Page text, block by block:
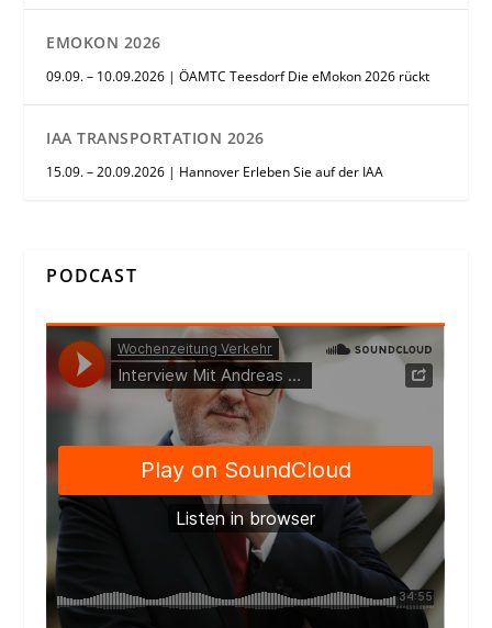
EMOKON 2026
09.09. – 10.09.2026 | ÖAMTC Teesdorf Die eMokon 2026 rückt
IAA TRANSPORTATION 2026
15.09. – 20.09.2026 | Hannover Erleben Sie auf der IAA
PODCAST